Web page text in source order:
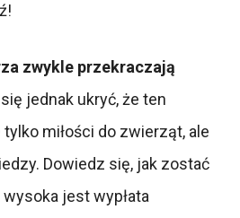
zwykle przekraczają
jednak ukryć, że ten
miłości do zwierząt, ale
Dowiedz się, jak zostać
jest wypłata